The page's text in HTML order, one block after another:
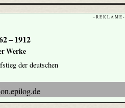
- R E K L A M E -
– 1912
Werke
der deutschen